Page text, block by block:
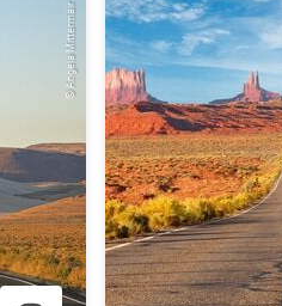
© Angela Mittermair